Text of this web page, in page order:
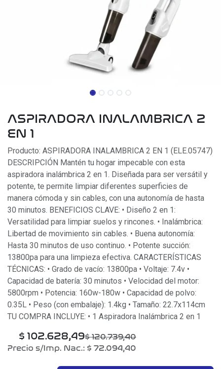
ASPIRADORA INALAMBRICA 2
EN 1
Producto: ASPIRADORA INALAMBRICA 2 EN 1 (ELE.05747)
DESCRIPCIÓN Mantén tu hogar impecable con esta
aspiradora inalámbrica 2 en 1. Diseñada para ser versátil y
potente, te permite limpiar diferentes superficies de
manera cómoda y sin cables, con una autonomía de hasta
30 minutos. BENEFICIOS CLAVE: • Diseño 2 en 1:
Versatilidad para limpiar suelos y rincones. • Inalámbrica:
Libertad de movimiento sin cables. • Buena autonomía:
Hasta 30 minutos de uso continuo. • Potente succión:
13800pa para una limpieza efectiva. CARACTERÍSTICAS
TÉCNICAS: • Grado de vacío: 13800pa • Voltaje: 7.4v •
Capacidad de batería: 30 minutos • Velocidad del motor:
5800rpm • Potencia: 160w-180w • Capacidad de polvo:
0.35L • Peso (con embalaje): 1.4kg • Tamaño: 22.7x114cm
TU COMPRA INCLUYE: • 1 Aspiradora Inalámbrica 2 en 1
$ 102.628,49$120.739,40
Precio s/Imp. Nac.: $ 72.094,40